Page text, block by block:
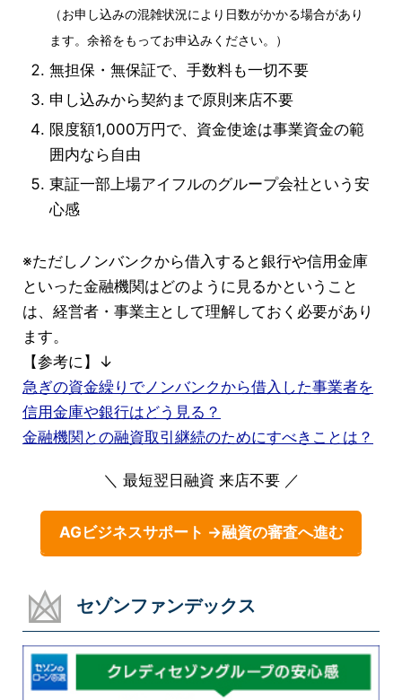
（お申し込みの混雑状況により日数がかかる場合があり
ます。余裕をもってお申込みください。）
無担保・無保証で、手数料も一切不要
申し込みから契約まで原則来店不要
限度額1,000万円で、資金使途は事業資金の範
囲内なら自由
東証一部上場アイフルのグループ会社という安
心感
※ただしノンバンクから借入すると銀行や信用金庫
といった金融機関はどのように見るかということ
は、経営者・事業主として理解しておく必要があり
ます。
【参考に】↓
急ぎの資金繰りでノンバンクから借入した事業者を
信用金庫や銀行はどう見る？
金融機関との融資取引継続のためにすべきことは？
＼ 最短翌日融資 来店不要 ／
AGビジネスサポート →融資の審査へ進む
セゾンファンデックス